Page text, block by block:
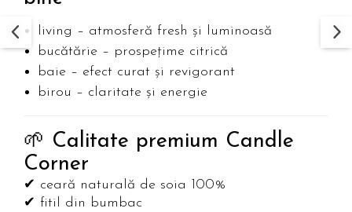
living – atmosferă fresh și luminoasă
bucătărie – prospețime citrică
baie – efect curat și revigorant
birou – claritate și energie
🌱 Calitate premium Candle
Corner
✔ ceară naturală de soia 100%
✔ fitil din bumbac